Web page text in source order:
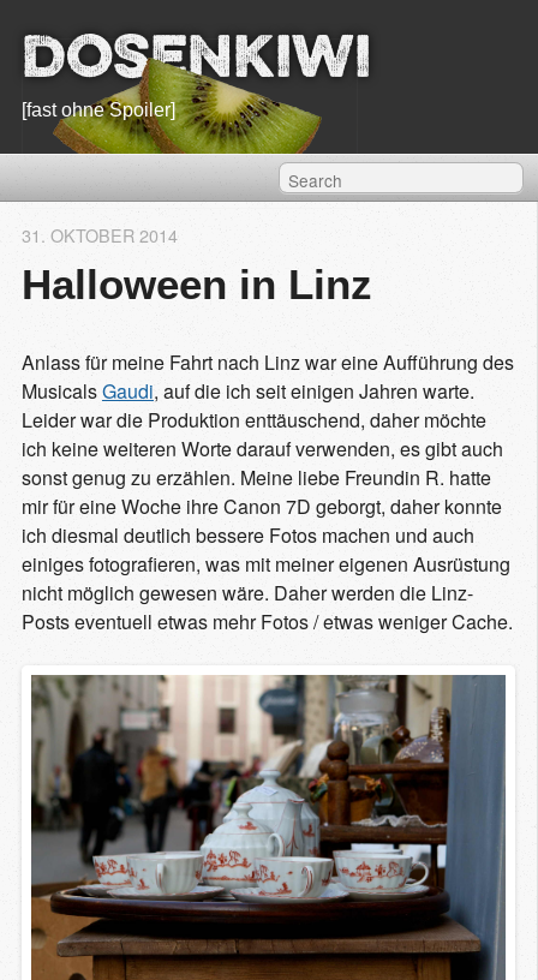
Dosenkiwi
[fast ohne Spoiler]
Halloween in Linz
31. OKTOBER 2014
Anlass für meine Fahrt nach Linz war eine Aufführung des
MusicalsGaudi, auf die ich seit einigen Jahren warte.
Leider war die Produktion enttäuschend, daher möchte
ich keine weiteren Worte darauf verwenden, es gibt auch
sonst genug zu erzählen. Meine liebe Freundin R. hatte
mir für eine Woche ihre Canon 7D geborgt, daher konnte
ich diesmal deutlich bessere Fotos machen und auch
einiges fotografieren, was mit meiner eigenen Ausrüstung
nicht möglich gewesen wäre. Daher werden die Linz-
Posts eventuell etwas mehr Fotos / etwas weniger Cache.